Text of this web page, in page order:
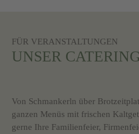
FÜR VERANSTALTUNGEN
UNSER
Von Schmankerln über
ganzen Menüs mit frischen
gerne Ihre Familienfeier,